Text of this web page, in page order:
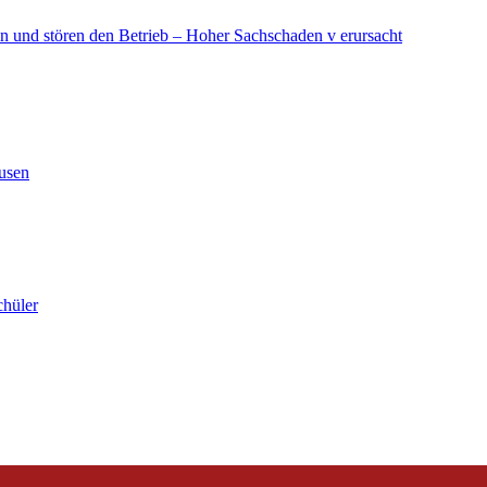
stören den Betrieb – Hoher Sachschaden v erursacht